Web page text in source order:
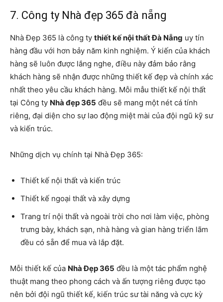
7. Công ty Nhà đẹp 365 đà nẵng
Nhà Đẹp 365 là công ty thiết kế nội thất Đà Nẵng uy tín
hàng đầu với hơn bảy năm kinh nghiệm. Ý kiến ​​của khách
hàng sẽ luôn được lắng nghe, điều này đảm bảo rằng
khách hàng sẽ nhận được những thiết kế đẹp và chính xác
nhất theo yêu cầu khách hàng. Mỗi mẫu thiết kế nội thất
tại Công ty Nhà đẹp 365 đều sẽ mang một nét cá tính
riêng, đại diện cho sự lao động miệt mài của đội ngũ kỹ sư
và kiến ​​trúc.
Những dịch vụ chính tại Nhà Đẹp 365:
Thiết kế nội thất và kiến ​​trúc
Thiết kế ngoại thất và xây dựng
Trang trí nội thất và ngoài trời cho nơi làm việc, phòng
trưng bày, khách sạn, nhà hàng và gian hàng triển lãm
đều có sẵn để mua và lắp đặt.
Mỗi thiết kế của Nhà Đẹp 365 đều là một tác phẩm nghệ
thuật mang theo phong cách và ấn tượng riêng được tạo
nên bởi đội ngũ thiết kế, kiến ​​trúc sư tài năng và cực kỳ